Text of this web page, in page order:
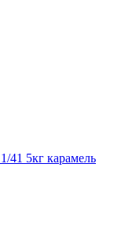
41 5кг карамель